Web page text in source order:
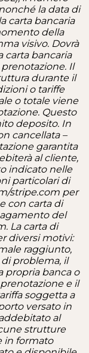
la data di
carta bancaria
della
visivo.Dovrà
carta bancaria
Il
durante il
o tariffe
o totale viene
Questo
deposito. In
cancellata –
garantita
al cliente,
indicato nelle
particolari di
stripe.com per
con carta di
del
La carta di
diversi motivi:
raggiunto,
problema, il
propria banca o
e il
soggetta a
versato in
al
strutture
in formato